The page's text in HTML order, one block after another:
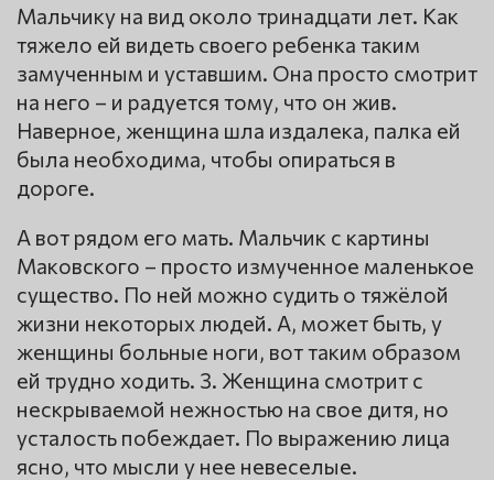
Мальчику на вид около тринадцати лет. Как
тяжело ей видеть своего ребенка таким
замученным и уставшим. Она просто смотрит
на него – и радуется тому, что он жив.
Наверное, женщина шла издалека, палка ей
была необходима, чтобы опираться в
дороге.
А вот рядом его мать. Мальчик с картины
Маковского – просто измученное маленькое
существо. По ней можно судить о тяжёлой
жизни некоторых людей. А, может быть, у
женщины больные ноги, вот таким образом
ей трудно ходить. 3. Женщина смотрит с
нескрываемой нежностью на свое дитя, но
усталость побеждает. По выражению лица
ясно, что мысли у нее невеселые.